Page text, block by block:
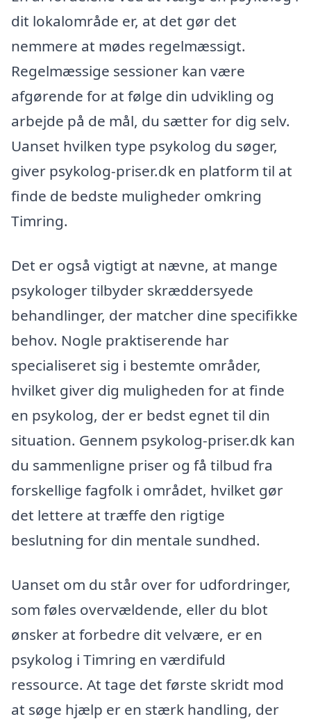
dit lokalområde er, at det gør det
nemmere at mødes regelmæssigt.
Regelmæssige sessioner kan være
afgørende for at følge din udvikling og
arbejde på de mål, du sætter for dig selv.
Uanset hvilken type psykolog du søger,
giver psykolog-priser.dk en platform til at
finde de bedste muligheder omkring
Timring.
Det er også vigtigt at nævne, at mange
psykologer tilbyder skræddersyede
behandlinger, der matcher dine specifikke
behov. Nogle praktiserende har
specialiseret sig i bestemte områder,
hvilket giver dig muligheden for at finde
en psykolog, der er bedst egnet til din
situation. Gennem psykolog-priser.dk kan
du sammenligne priser og få tilbud fra
forskellige fagfolk i området, hvilket gør
det lettere at træffe den rigtige
beslutning for din mentale sundhed.
Uanset om du står over for udfordringer,
som føles overvældende, eller du blot
ønsker at forbedre dit velvære, er en
psykolog i Timring en værdifuld
ressource. At tage det første skridt mod
at søge hjælp er en stærk handling, der